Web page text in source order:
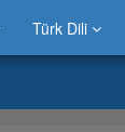
Türk Dili